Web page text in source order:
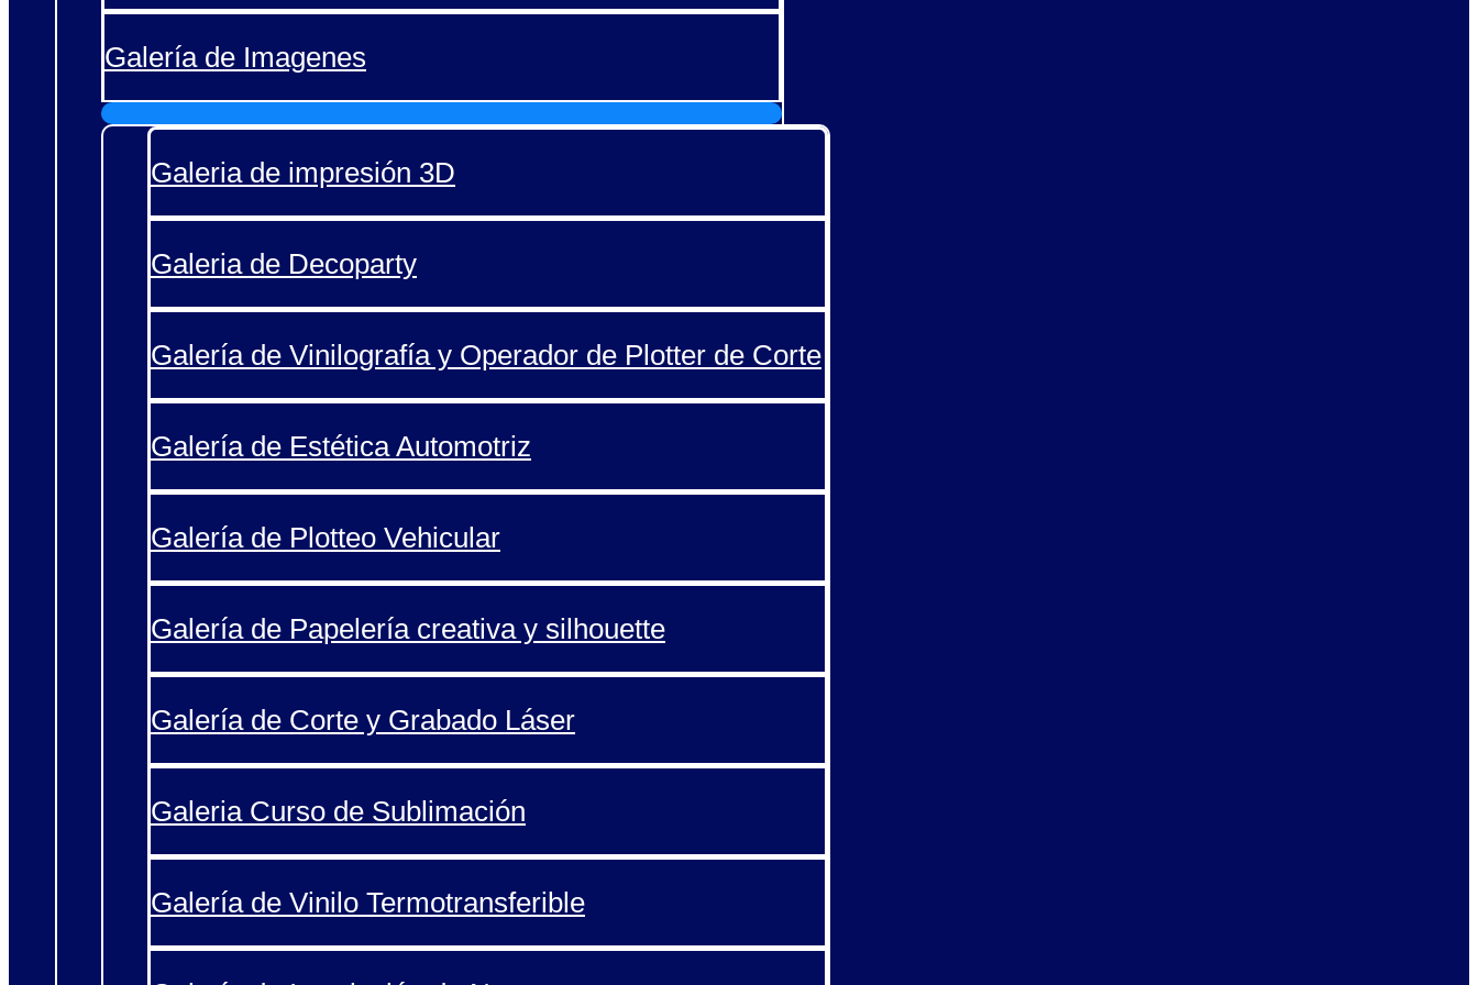
Galería de Imagenes
Galeria de impresión 3D
Galeria de Decoparty
Galería de Vinilografía y Operador de Plotter de Corte
Galería de Estética Automotriz
Galería de Plotteo Vehicular
Galería de Papelería creativa y silhouette
Galería de Corte y Grabado Láser
Galeria Curso de Sublimación
Galería de Vinilo Termotransferible